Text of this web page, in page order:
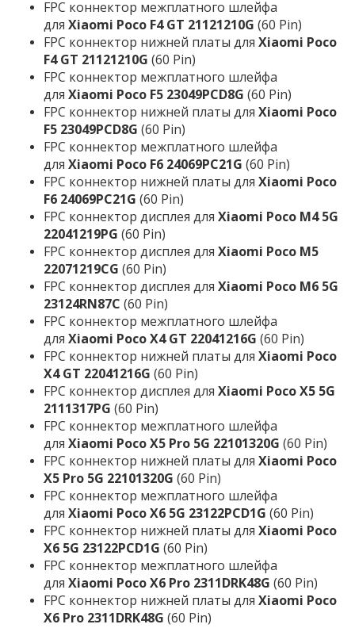
FPC коннектор межплатного шлейфа
для Xiaomi Poco F4 GT 21121210G (60 Pin)
FPC коннектор нижней платы для Xiaomi Poco
F4 GT 21121210G (60 Pin)
FPC коннектор межплатного шлейфа
для Xiaomi Poco F5 23049PCD8G (60 Pin)
FPC коннектор нижней платы для Xiaomi Poco
F5 23049PCD8G (60 Pin)
FPC коннектор межплатного шлейфа
для Xiaomi Poco F6 24069PC21G (60 Pin)
FPC коннектор нижней платы для Xiaomi Poco
F6 24069PC21G (60 Pin)
FPC коннектор дисплея для Xiaomi Poco M4 5G
22041219PG (60 Pin)
FPC коннектор дисплея для Xiaomi Poco M5
22071219CG (60 Pin)
FPC коннектор дисплея для Xiaomi Poco M6 5G
23124RN87C (60 Pin)
FPC коннектор межплатного шлейфа
для Xiaomi Poco X4 GT 22041216G (60 Pin)
FPC коннектор нижней платы для Xiaomi Poco
X4 GT 22041216G (60 Pin)
FPC коннектор дисплея для Xiaomi Poco X5 5G
2111317PG (60 Pin)
FPC коннектор межплатного шлейфа
для Xiaomi Poco X5 Pro 5G 22101320G (60 Pin)
FPC коннектор нижней платы для Xiaomi Poco
X5 Pro 5G 22101320G (60 Pin)
FPC коннектор межплатного шлейфа
для Xiaomi Poco X6 5G 23122PCD1G (60 Pin)
FPC коннектор нижней платы для Xiaomi Poco
X6 5G 23122PCD1G (60 Pin)
FPC коннектор межплатного шлейфа
для Xiaomi Poco X6 Pro 2311DRK48G (60 Pin)
FPC коннектор нижней платы для Xiaomi Poco
X6 Pro 2311DRK48G (60 Pin)